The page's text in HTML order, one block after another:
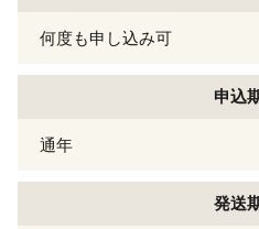
何度も申し込み可
申込
通年
発送